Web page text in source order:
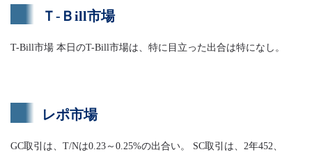
Ｔ-Ｂill市場
T-Bill市場 本日のT-Bill市場は、特に目立った出合は特になし。
レポ市場
GC取引は、T/Nは0.23～0.25%の出合い。 SC取引は、2年452、